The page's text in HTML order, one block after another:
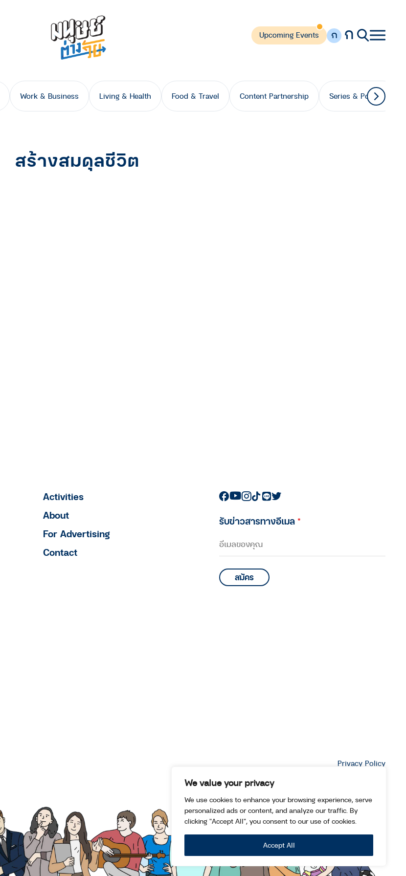
We value your privacy
We use cookies to enhance your browsing experience, serve
personalized ads or content, and analyze our traffic. By
clicking "Accept All", you consent to our use of cookies.
Accept All
Upcoming Events ก ก
Work & Business Living & Health Food & Travel Content Partnership Series & Podcast
สร้างสมดุลชีวิต
Activities
About
For Advertising
Contact
รับข่าวสารทางอีเมล*
Privacy Policy